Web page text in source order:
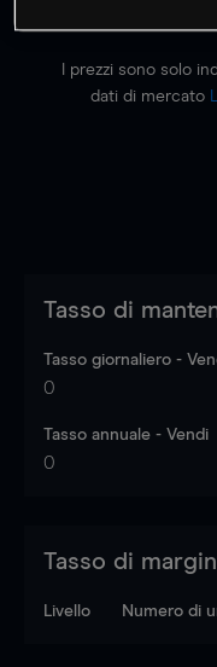
I prezzi sono solo
dati di mercato
Tasso di
Tasso giornaliero -
0
Tasso annuale - Vendi
0
Tasso di
Livello Numero di